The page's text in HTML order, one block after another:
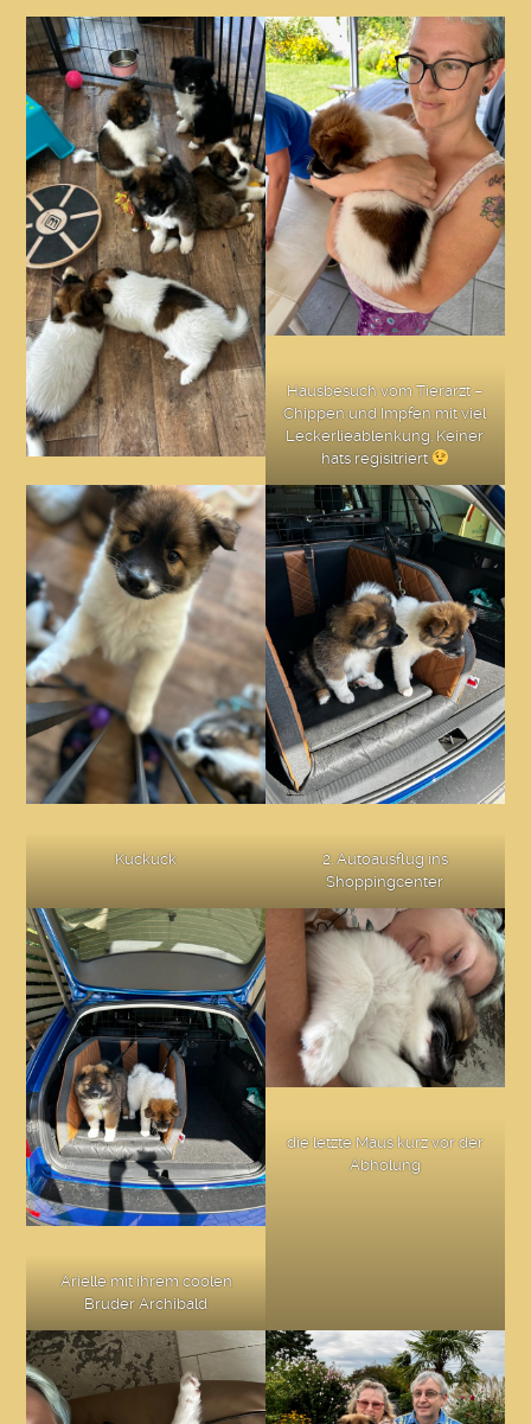
Hausbesuch vom Tierarzt –
Chippen und Impfen mit viel
Leckerlieablenkung. Keiner
hats regisitriert
Kuckuck
2. Autoausflug ins
Shoppingcenter
Arielle mit ihrem coolen
Bruder Archibald
die letzte Maus kurz vor der
Abholung